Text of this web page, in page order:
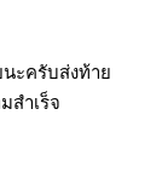
นะครับส่งท้า
ำเร็จ